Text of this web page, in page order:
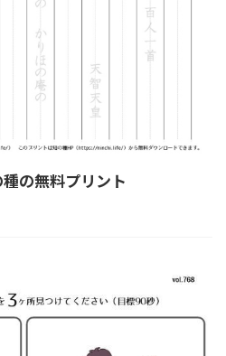
の無料プリント